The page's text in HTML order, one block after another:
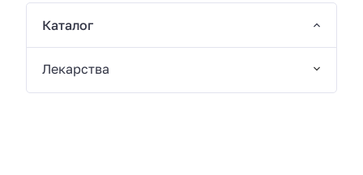
Каталог
Лекарства